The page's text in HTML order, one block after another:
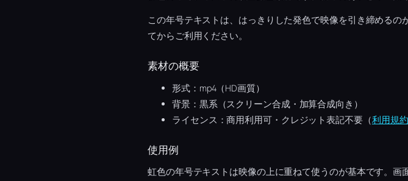
この年号テキストは、はっきりした発色で映像を引き締める
てからご利用ください。
素材の概要
形式：mp4（HD画質）
背景：黒系（スクリーン合成・加算合成向き）
ライセンス：商用利用可・クレジット表記不要（利用規約
使用例
虹色の年号テキストは映像の上に重ねて使うのが基本です。